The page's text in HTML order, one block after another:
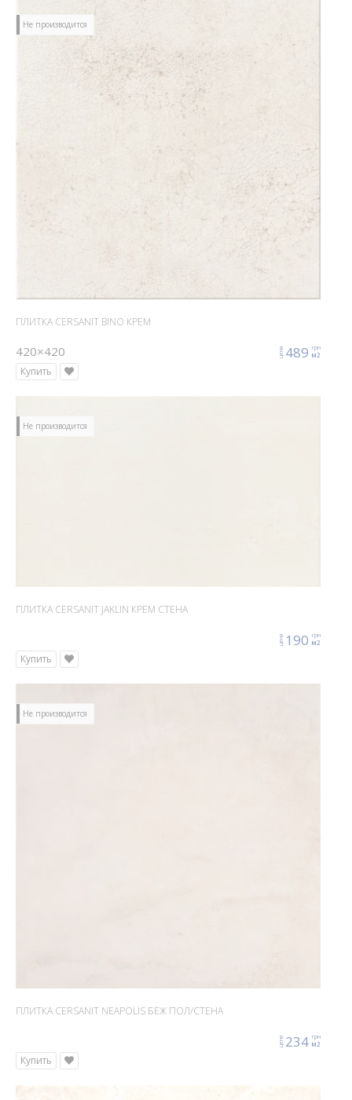
Не производится
ПЛИТКА CERSANIT BINO КРЕМ
420×420 цена 489 грн
м2
Купить
Не производится
ПЛИТКА CERSANIT JAKLIN КРЕМ СТЕНА
цена 190 грн
м2
Купить
Не производится
ПЛИТКА CERSANIT NEAPOLIS БЕЖ ПОЛ/СТЕНА
цена 234 грн
м2
Купить